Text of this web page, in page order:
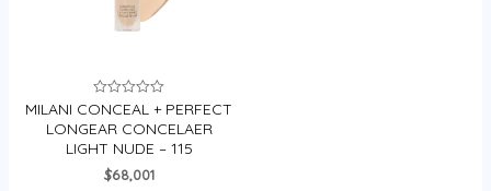
Valorado
en
0
de
5
MILANI CONCEAL + PERFECT
LONGEAR CONCELAER
LIGHT NUDE – 115
$68,001